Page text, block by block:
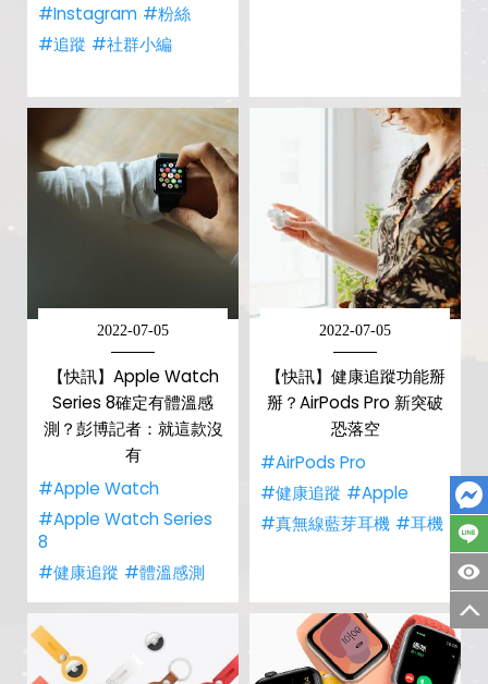
#Instagram #粉絲
#追蹤 #社群小編
2022-07-05
【快訊】Apple Watch
Series 8確定有體溫感
測？彭博記者：就這款沒
有
#Apple Watch
#Apple Watch Series
8
#健康追蹤 #體溫感測
2022-07-05
【快訊】健康追蹤功能掰
掰？AirPods Pro 新突破
恐落空
#AirPods Pro
#健康追蹤 #Apple
#真無線藍芽耳機 #耳機